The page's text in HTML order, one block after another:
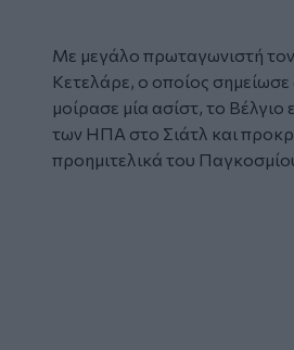
Με μεγάλο πρωταγωνιστή
Κετελάρε, ο οποίος
μοίρασε μία ασίστ, το Βέλγιο
των ΗΠΑ στο Σιάτλ και
προημιτελικά του